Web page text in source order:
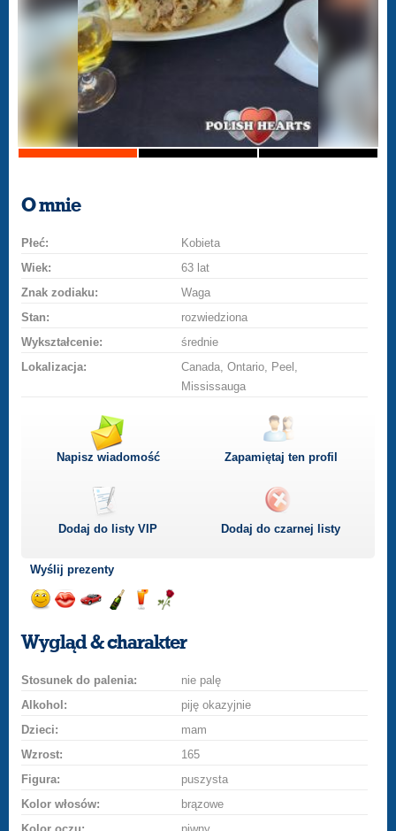
O mnie
Płeć:
Kobieta
Wiek:
63 lat
Znak zodiaku:
Waga
Stan:
rozwiedziona
Wykształcenie:
średnie
Lokalizacja:
Canada, Ontario, Peel,
Mississauga
Napisz wiadomość Zapamiętaj ten profil
Dodaj do listyVIP Dodaj do czarnej listy
Wyślij prezenty
uśmiech
buziakasamochodem
szampana
drinka
różę
Wygląd & charakter
Stosunek do palenia:
nie palę
Alkohol:
piję okazyjnie
Dzieci:
mam
Wzrost:
165
Figura:
puszysta
Kolor włosów:
brązowe